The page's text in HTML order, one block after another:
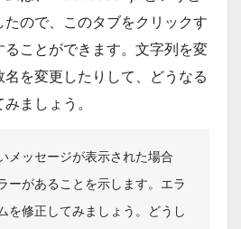
たので、このタブをクリックす
ることができます。文字列を変
を変更したりして、どうなる
ましょう。
メッセージが表示された場合
ーがあることを示します。エラ
を修正してみましょう。どうし